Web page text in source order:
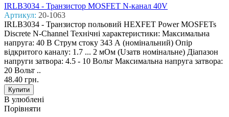
IRLB3034 - Транзистор MOSFET N-канал 40V
Артикул: 20-1063
IRLB3034 - Транзистор польовий HEXFET Power MOSFETs
Discrete N-Channel Технічні характеристики: Максимальна
напруга: 40 В Струм стоку 343 А (номінальний) Опір
відкритого каналу: 1.7 ... 2 мОм (Uзатв номінальне) Діапазон
напруги затвора: 4.5 - 10 Вольт Максимальна напруга затвора:
20 Вольт ..
48.40 грн.
В улюблені
Порівняти